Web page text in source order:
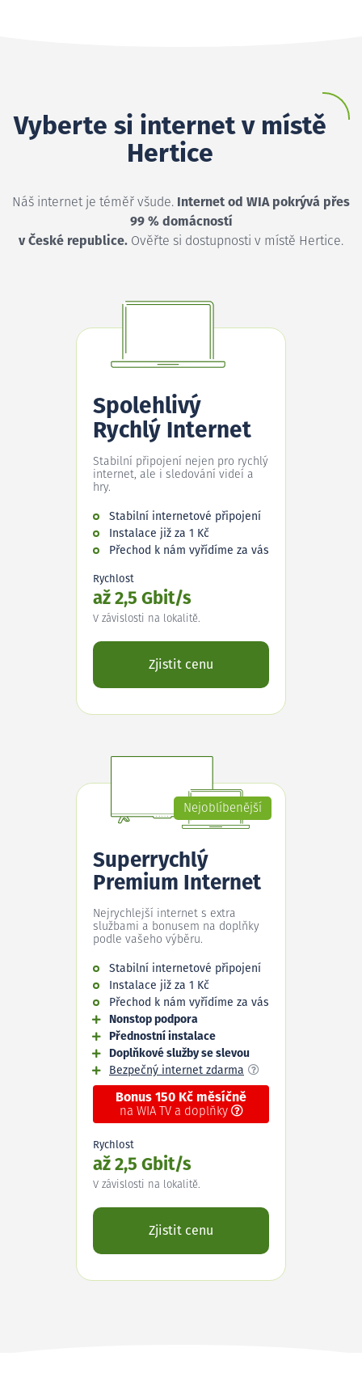
Vyberte si internet v místě
Hertice
Náš internet je téměř všude. Internet od WIA pokrývá přes
99 % domácností
v České republice. Ověřte si dostupnosti v místě Hertice.
Spolehlivý
Rychlý Internet
Stabilní připojení nejen pro rychlý
internet, ale i sledování videí a
hry.
Stabilní internetové připojení
Instalace již za 1 Kč
Přechod k nám vyřídíme za vás
Rychlost
až 2,5 Gbit/s
V závislosti na lokalitě.
Zjistit cenu
Nejoblíbenější
Superrychlý
Premium Internet
Nejrychlejší internet s extra
službami a bonusem na doplňky
podle vašeho výběru.
Stabilní internetové připojení
Instalace již za 1 Kč
Přechod k nám vyřídíme za vás
Nonstop podpora
Přednostní instalace
Doplňkové služby se slevou
Bezpečný internet zdarma
Bonus 150 Kč měsíčně
na WIA TV a doplňky
Rychlost
až 2,5 Gbit/s
V závislosti na lokalitě.
Zjistit cenu